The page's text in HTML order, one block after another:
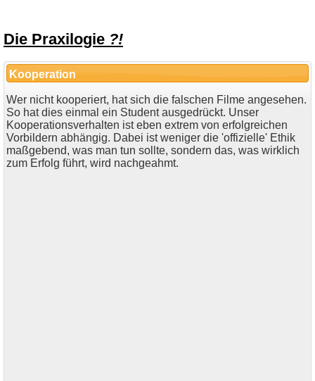
Die Praxilogie ?!
Kooperation
Wer nicht kooperiert, hat sich die falschen Filme angesehen.
So hat dies einmal ein Student ausgedrückt. Unser
Kooperationsverhalten ist eben extrem von erfolgreichen
Vorbildern abhängig. Dabei ist weniger die 'offizielle' Ethik
maßgebend, was man tun sollte, sondern das, was wirklich
zum Erfolg führt, wird nachgeahmt.